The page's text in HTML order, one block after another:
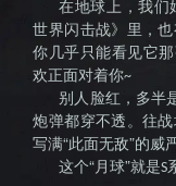
在地球上，我们
世界闪击战》里，
你几乎只能看见它
欢正面对着你~
别人脸红，多半
炮弹都穿不透。往
写满“此面无敌”的威
这个“月球”就是S